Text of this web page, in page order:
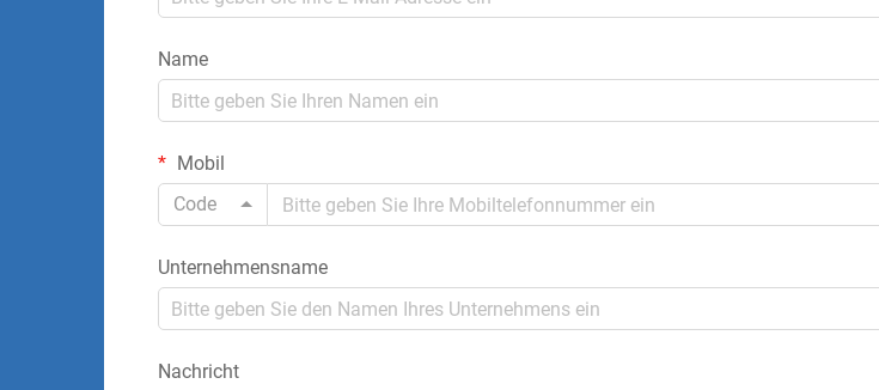
Name
Mobil
Code
Unternehmensname
Nachricht